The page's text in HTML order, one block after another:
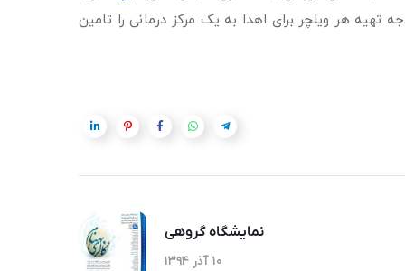
جمع آوری کرده و توانستند به ازای جمع آوری هر 150 هزار درب بطری، بودجه تهیه هر ویلچر برای اهدا به یک مرکز درمانی را تامین
نمایشگاه گروهی
۱۰ آذر ۱۳۹۴